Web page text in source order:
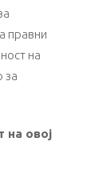
правни
на
за
на овој